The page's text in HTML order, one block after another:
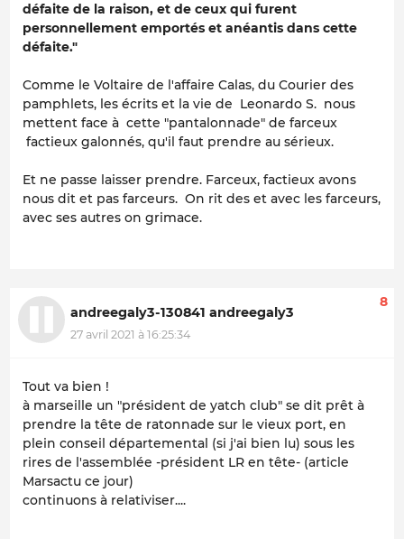
défaite de la raison, et de ceux qui furent
personnellement emportés et anéantis dans cette
défaite."
Comme le Voltaire de l'affaire Calas, du Courier des
pamphlets, les écrits et la vie de Leonardo S. nous
mettent face à cette "pantalonnade" de farceux
factieux galonnés, qu'il faut prendre au sérieux.
Et ne passe laisser prendre. Farceux, factieux avons
nous dit et pas farceurs. On rit des et avec les farceurs,
avec ses autres on grimace.
andreegaly3-130841 andreegaly3
27 avril 2021 à 16:25:34
8
Tout va bien !
à marseille un "président de yatch club" se dit prêt à
prendre la tête de ratonnade sur le vieux port, en
plein conseil départemental (si j'ai bien lu) sous les
rires de l'assemblée -président LR en tête- (article
Marsactu ce jour)
continuons à relativiser....